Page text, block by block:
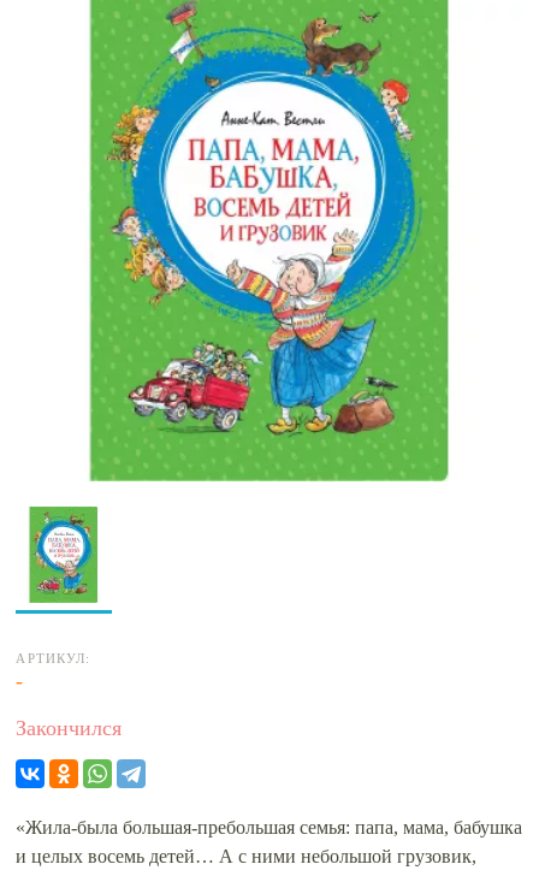
АРТИКУЛ:
-
Закончился
«Жила-была большая-пребольшая семья: папа, мама, бабушка
и целых восемь детей… А с ними небольшой грузовик,